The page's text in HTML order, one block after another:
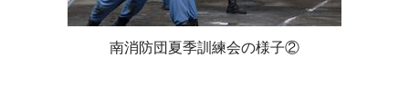
南消防団夏季訓練会の様子②